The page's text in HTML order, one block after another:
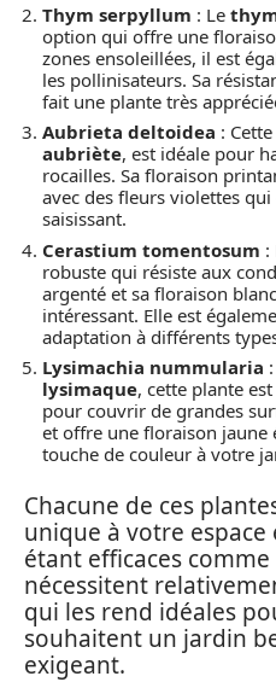
Thym serpyllum : Le
option qui offre une
zones ensoleillées, il est
les pollinisateurs. Sa
fait une plante très
Aubrieta deltoidea :
aubriète, est idéale pour
rocailles. Sa floraison
avec des fleurs violettes
saisissant.
Cerastium tomentosum :
robuste qui résiste aux
argenté et sa floraison
intéressant. Elle est
adaptation à différents
Lysimachia nummularia
lysimaque, cette plante
pour couvrir de grandes
et offre une floraison jaune
touche de couleur à votre
Chacune de ces
unique à votre
étant efficaces
nécessitent
qui les rend idéales
souhaitent un jardin
exigeant.